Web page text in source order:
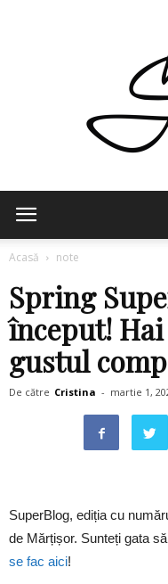
Acasă note
Spring
început!
gustul
De către Cristina - martie 1,
SuperBlog, ediția cu
de Mărțișor. Sunteți gata
se fac aici!